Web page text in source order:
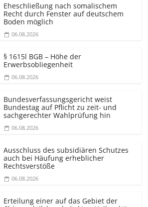
Eheschließung nach somalischem
Recht durch Fenster auf deutschem
Boden möglich
06.08.2026
§ 1615l BGB – Höhe der
Erwerbsobliegenheit
06.08.2026
Bundesver­fassungsgericht weist
Bundestag auf Pflicht zu zeit- und
sachgerechter Wahlprüfung hin
06.08.2026
Ausschluss des subsidiären Schutzes
auch bei Häufung erheblicher
Rechtsverstöße
06.08.2026
Erteilung einer auf das Gebiet der